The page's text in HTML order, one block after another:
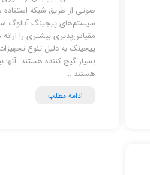
صوتی از طریق شبکه استفاده
سیستم‌های پیجینگ آنالوگ
مقیاس‌پذیری بیشتری را
پیجینگ به دلیل تنوع
بسیار گیج کننده هستند. آنها
هستند …
ادامه مطلب